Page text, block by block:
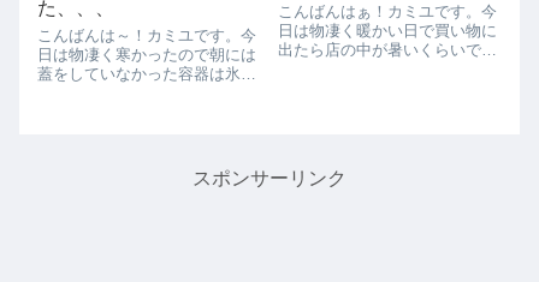
た、、、
こんばんは～！カミユです。今
日は物凄く寒かったので朝には
蓋をしていなかった容器は氷が
そろ冬眠モードに入りつつ有る
こんばんはぁ！カミユです。今
日は物凄く暖かい日で買い物に
出たら店の中が暑いくらいでし
スポンサーリンク